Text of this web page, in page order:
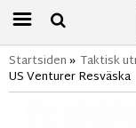
Startsiden» Taktisk
US Venturer Resväska